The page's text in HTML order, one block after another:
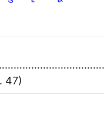
47)